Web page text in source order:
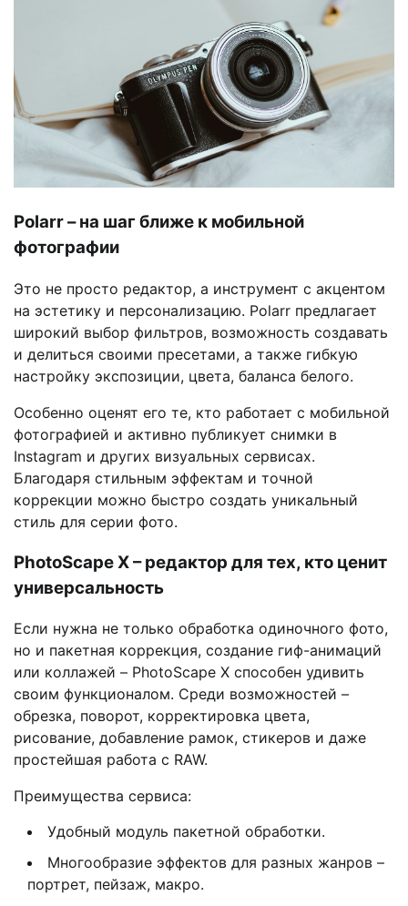
Polarr – на шаг ближе к мобильной
фотографии
Это не просто редактор, а инструмент с акцентом
на эстетику и персонализацию. Polarr предлагает
широкий выбор фильтров, возможность создавать
и делиться своими пресетами, а также гибкую
настройку экспозиции, цвета, баланса белого.
Особенно оценят его те, кто работает с мобильной
фотографией и активно публикует снимки в
Instagram и других визуальных сервисах.
Благодаря стильным эффектам и точной
коррекции можно быстро создать уникальный
стиль для серии фото.
PhotoScape X – редактор для тех, кто ценит
универсальность
Если нужна не только обработка одиночного фото,
но и пакетная коррекция, создание гиф-анимаций
или коллажей – PhotoScape X способен удивить
своим функционалом. Среди возможностей –
обрезка, поворот, корректировка цвета,
рисование, добавление рамок, стикеров и даже
простейшая работа с RAW.
Преимущества сервиса:
Удобный модуль пакетной обработки.
Многообразие эффектов для разных жанров –
портрет, пейзаж, макро.